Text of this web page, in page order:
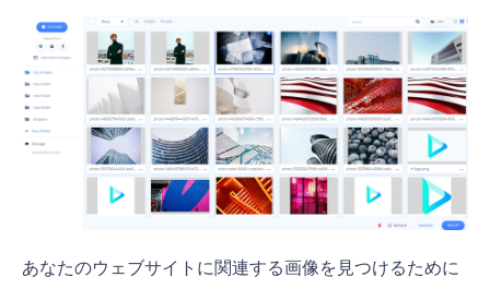
あなたのウェブサイトに関連する画像を見つけるために